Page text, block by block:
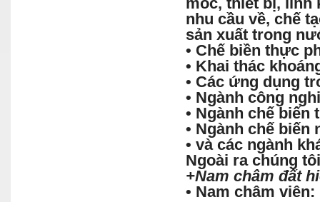
nhu cầu về, chế
sản xuất trong
• Chế biền thực
• Khai thác
• Các ứng dụng
• Ngành công
• Ngành chế biến
• Ngành chế biến
• và các ngành
Ngoài ra chúng
+Nam châm đất
• Nam châm viên: